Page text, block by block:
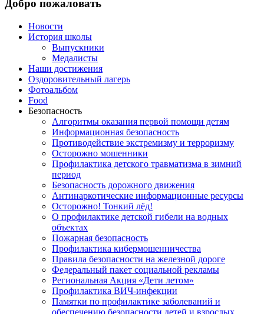
Добро пожаловать
Новости
История школы
Выпускники
Медалисты
Наши достижения
Оздоровительный лагерь
Фотоальбом
Food
Безопасность
Алгоритмы оказания первой помощи детям
Информационная безопасность
Противодействие экстремизму и терроризму
Осторожно мошенники
Профилактика детского травматизма в зимний
период
Безопасность дорожного движения
Антинаркотические информационные ресурсы
Осторожно! Тонкий лёд!
О профилактике детской гибели на водных
объектах
Пожарная безопасность
Профилактика кибермошенничества
Правила безопасности на железной дороге
Федеральный пакет социальной рекламы
Региональная Акция «Дети летом»
Профилактика ВИЧ-инфекции
Памятки по профилактике заболеваний и
обеспечению безопасности детей и взрослых